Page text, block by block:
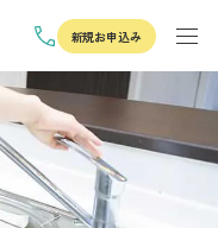
新規お申込み